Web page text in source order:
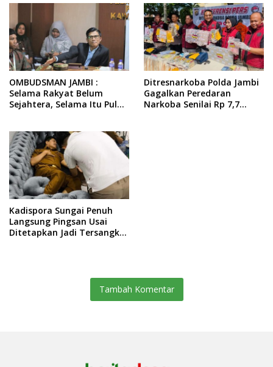
OMBUDSMAN JAMBI :
Selama Rakyat Belum
Sejahtera, Selama Itu Pula
Ditresnarkoba Polda Jambi
Gagalkan Peredaran
Narkoba Senilai Rp 7,7
Kadispora Sungai Penuh
Langsung Pingsan Usai
Ditetapkan Jadi Tersangka
Tambah Komentar